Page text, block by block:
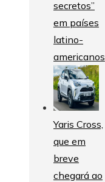
secretos”
em países
latino-
americanos
Yaris Cross,
que em
breve
chegará ao